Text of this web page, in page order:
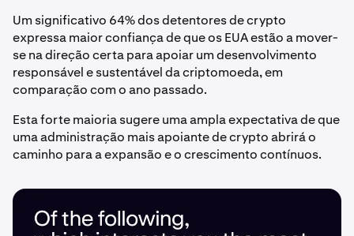
Um significativo 64% dos detentores de crypto
expressa maior confiança de que os EUA estão a mover-
se na direção certa para apoiar um desenvolvimento
responsável e sustentável da criptomoeda, em
comparação com o ano passado.
Esta forte maioria sugere uma ampla expectativa de que
uma administração mais apoiante de crypto abrirá o
caminho para a expansão e o crescimento contínuos.